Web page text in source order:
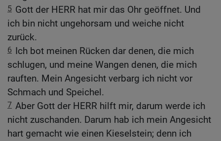
5 Gott der HERR hat mir das Ohr geöffnet. Und
ich bin nicht ungehorsam und weiche nicht
zurück.
6 Ich bot meinen Rücken dar denen, die mich
schlugen, und meine Wangen denen, die mich
rauften. Mein Angesicht verbarg ich nicht vor
Schmach und Speichel.
7 Aber Gott der HERR hilft mir, darum werde ich
nicht zuschanden. Darum hab ich mein Angesicht
hart gemacht wie einen Kieselstein; denn ich